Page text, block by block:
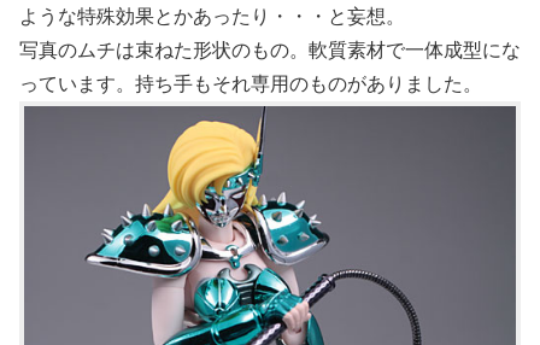
ような特殊効果とかあったり・・・と妄想。
写真のムチは束ねた形状のもの。軟質素材で一体成型にな
っています。持ち手もそれ専用のものがありました。